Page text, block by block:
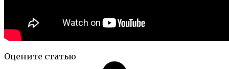
Оцените статью